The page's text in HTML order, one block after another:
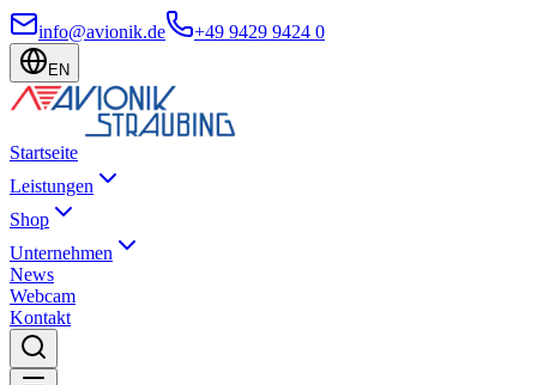
info@avionik.de +49 9429 9424 0
EN
Startseite
Leistungen
Shop
Unternehmen
News
Webcam
Kontakt